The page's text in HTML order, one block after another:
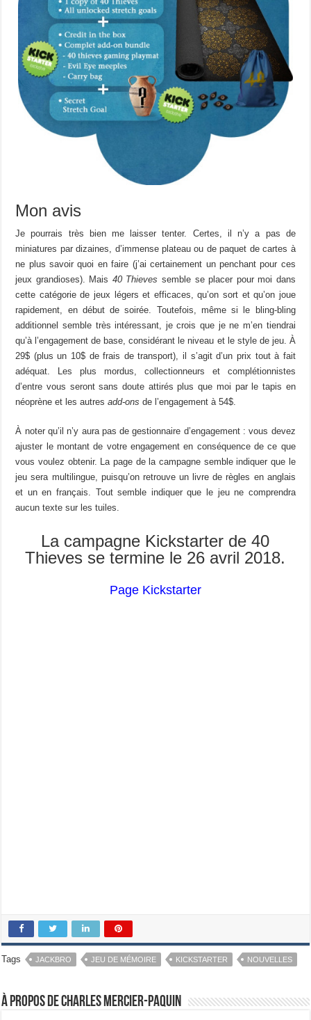
Mon avis
Je pourrais très bien me laisser tenter. Certes, il n’y a pas de
miniatures par dizaines, d’immense plateau ou de paquet de cartes à
ne plus savoir quoi en faire (j’ai certainement un penchant pour ces
jeux grandioses). Mais 40 Thieves semble se placer pour moi dans
cette catégorie de jeux légers et efficaces, qu’on sort et qu’on joue
rapidement, en début de soirée. Toutefois, même si le bling-bling
additionnel semble très intéressant, je crois que je ne m’en tiendrai
qu’à l’engagement de base, considérant le niveau et le style de jeu. À
29$ (plus un 10$ de frais de transport), il s’agit d’un prix tout à fait
adéquat. Les plus mordus, collectionneurs et complétionnistes
d’entre vous seront sans doute attirés plus que moi par le tapis en
néoprène et les autresadd-ons de l’engagement à 54$.
À noter qu’il n’y aura pas de gestionnaire d’engagement : vous devez
ajuster le montant de votre engagement en conséquence de ce que
vous voulez obtenir. La page de la campagne semble indiquer que le
jeu sera multilingue, puisqu’on retrouve un livre de règles en anglais
et un en français. Tout semble indiquer que le jeu ne comprendra
aucun texte sur les tuiles.
La campagne Kickstarter de 40
Thieves se termine le 26 avril 2018.
Page Kickstarter
Tags JACKBRO JEU DE MÉMOIRE KICKSTARTER NOUVELLES
À propos de Charles Mercier-Paquin